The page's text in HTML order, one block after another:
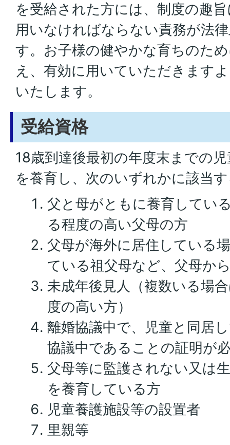
を受給された方には、制度の趣
用いなければならない責務が法
す。お子様の健やかな育ちのた
え、有効に用いていただきます
いたします。
受給資格
18歳到達後最初の年度末までの
を養育し、次のいずれかに該当
父と母がともに養育してい
る程度の高い父母の方
父母が海外に居住している
ている祖父母など、父母か
未成年後見人（複数いる場
度の高い方）
離婚協議中で、児童と同居
協議中であることの証明が
父母等に監護されない又は
を養育している方
児童養護施設等の設置者
里親等